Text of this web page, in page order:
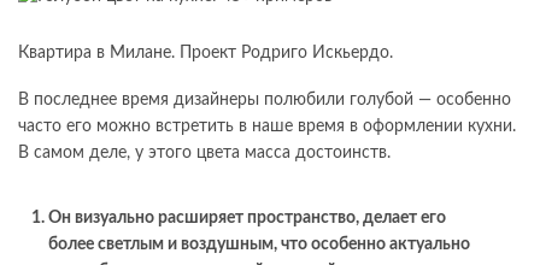
Квартира в Милане. Проект Родриго Искьердо.
В последнее время дизайнеры полюбили голубой — особенно
часто его можно встретить в наше время в оформлении кухни.
В самом деле, у этого цвета масса достоинств.
Он визуально расширяет пространство, делает его
более светлым и воздушным, что особенно актуально